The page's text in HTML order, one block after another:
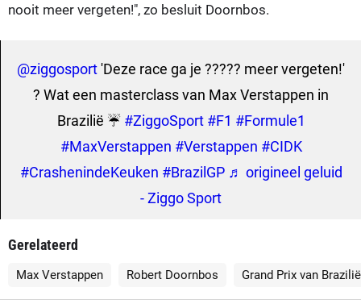
nooit meer vergeten!", zo besluit Doornbos.
@ziggosport 'Deze race ga je ????? meer vergeten!'
? Wat een masterclass van Max Verstappen in
Brazilië ☔️ #ZiggoSport #F1 #Formule1
#MaxVerstappen #Verstappen #CIDK
#CrashenindeKeuken #BrazilGP ♬ origineel geluid
- Ziggo Sport
Gerelateerd
Max Verstappen Robert Doornbos Grand Prix van Brazilië